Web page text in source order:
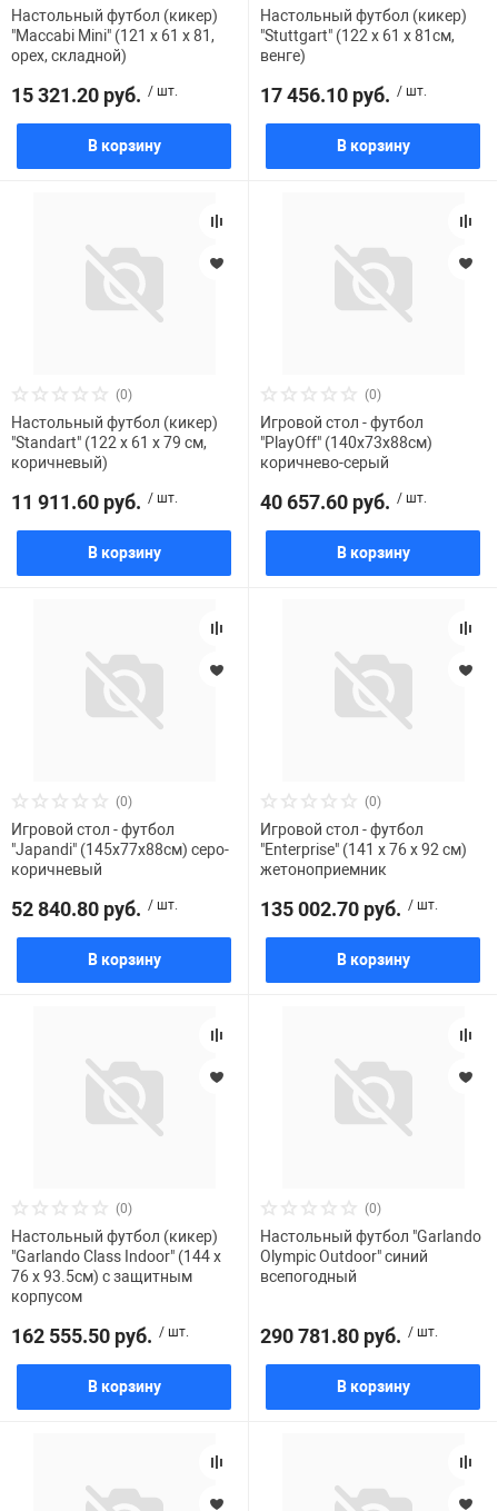
Чехлы для
Развивающие
Настольный футбол (кикер)
"Maccabi Mini" (121 x 61 x 81,
орех, складной)
15 321.20 руб. / шт.
В корзину
Настольный футбол (кикер)
"Stuttgart" (122 x 61 x 81см,
венге)
17 456.10 руб. / шт.
В корзину
(0)
Настольный футбол (кикер)
"Standart" (122 x 61 x 79 см,
коричневый)
11 911.60 руб. / шт.
В корзину
(0)
Игровой стол - футбол
"PlayOff" (140х73х88см)
коричнево-серый
40 657.60 руб. / шт.
В корзину
(0)
Игровой стол - футбол
"Japandi" (145х77х88см) серо-
коричневый
52 840.80 руб. / шт.
В корзину
(0)
Игровой стол - футбол
"Enterprise" (141 х 76 х 92 см)
жетоноприемник
135 002.70 руб. / шт.
В корзину
(0)
Настольный футбол (кикер)
"Garlando Class Indoor" (144 x
76 x 93.5см) с защитным
корпусом
162 555.50 руб. / шт.
В корзину
(0)
Настольный футбол "Garlando
Olympic Outdoor" синий
всепогодный
290 781.80 руб. / шт.
В корзину